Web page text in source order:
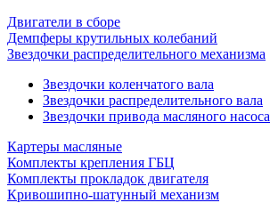
Двигатели в сборе
Демпферы крутильных колебаний
Звездочки распределительного механизма
Звездочки коленчатого вала
Звездочки распределительного вала
Звездочки привода масляного насоса
Картеры масляные
Комплекты крепления ГБЦ
Комплекты прокладок двигателя
Кривошипно-шатунный механизм